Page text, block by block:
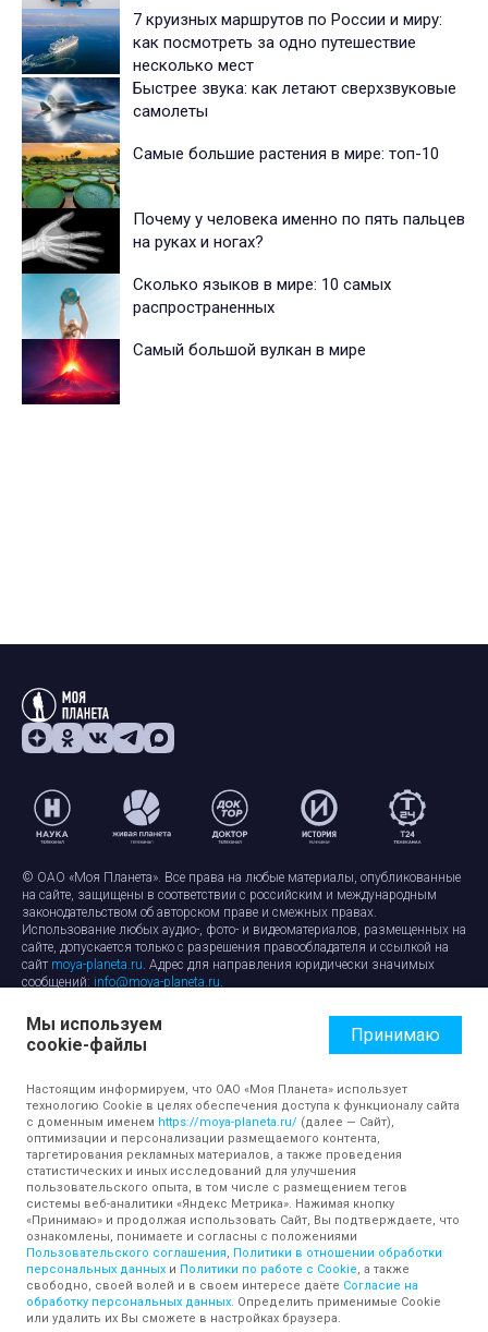
7 круизных маршрутов по России и миру:
как посмотреть за одно путешествие
несколько мест
Быстрее звука: как летают сверхзвуковые
самолеты
Самые большие растения в мире: топ-10
Почему у человека именно по пять пальцев
на руках и ногах?
Сколько языков в мире: 10 самых
распространенных
Самый большой вулкан в мире
© ОАО «Моя Планета». Все права на любые материалы, опубликованные
на сайте, защищены в соответствии с российским и международным
законодательством об авторском праве и смежных правах.
Использование любых аудио-, фото- и видеоматериалов, размещенных на
сайте, допускается только с разрешения правообладателя и ссылкой на
сайт moya-planeta.ru. Адрес для направления юридически значимых
сообщений: info@moya-planeta.ru.
Правила сайтаРабота с cookie-файлами
Защита персональных данных
Обработка персональных данных
Мы используем
cookie-файлы
Принимаю
Настоящим информируем, что ОАО «Моя Планета» использует
технологию Cookie в целях обеспечения доступа к функционалу сайта
с доменным именем https://moya-planeta.ru/ (далее — Сайт),
оптимизации и персонализации размещаемого контента,
таргетирования рекламных материалов, а также проведения
статистических и иных исследований для улучшения
пользовательского опыта, в том числе с размещением тегов
системы веб-аналитики «Яндекс Метрика». Нажимая кнопку
«Принимаю» и продолжая использовать Сайт, Вы подтверждаете, что
ознакомлены, понимаете и согласны с положениями
Пользовательского соглашения, Политики в отношении обработки
персональных данных и Политики по работе с Cookie, а также
свободно, своей волей и в своем интересе даёте Согласие на
обработку персональных данных. Определить применимые Cookie
или удалить их Вы сможете в настройках браузера.